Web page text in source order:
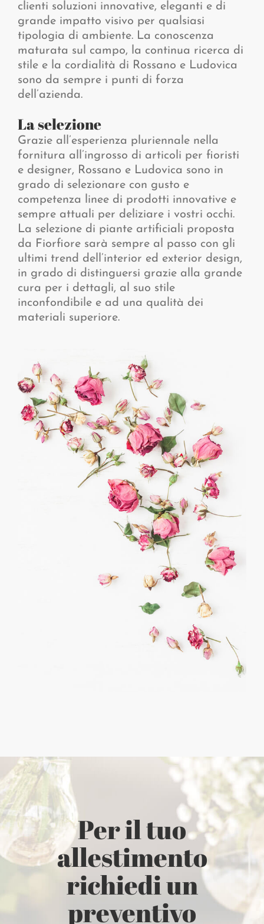
clienti soluzioni innovative, eleganti e di
grande impatto visivo per qualsiasi
tipologia di ambiente. La conoscenza
maturata sul campo, la continua ricerca di
stile e la cordialità di Rossano e Ludovica
sono da sempre i punti di forza
dell’azienda.
La selezione
Grazie all’esperienza pluriennale nella
fornitura all’ingrosso di articoli per fioristi
e designer, Rossano e Ludovica sono in
grado di selezionare con gusto e
competenza linee di prodotti innovative e
sempre attuali per deliziare i vostri occhi.
La selezione di piante artificiali proposta
da Fiorfiore sarà sempre al passo con gli
ultimi trend dell’interior ed exterior design,
in grado di distinguersi grazie alla grande
cura per i dettagli, al suo stile
inconfondibile e ad una qualità dei
materiali superiore.
Per il tuo
allestimento
richiedi un
preventivo